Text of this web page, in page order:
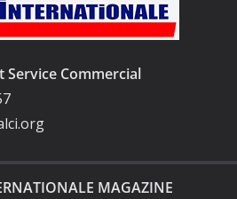
Service Commercial
MAGAZINE